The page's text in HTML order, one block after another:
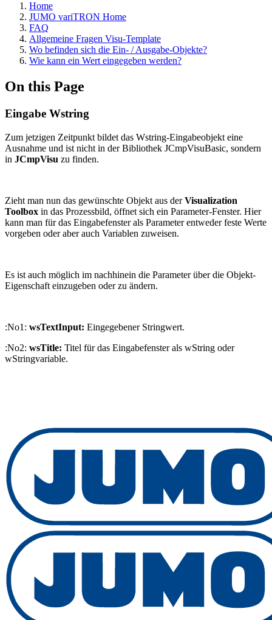
Home
JUMO variTRON Home
FAQ
Allgemeine Fragen Visu-Template
Wo befinden sich die Ein- / Ausgabe-Objekte?
Wie kann ein Wert eingegeben werden?
On this Page
Eingabe Wstring
Zum jetzigen Zeitpunkt bildet das Wstring-Eingabeobjekt eine
Ausnahme und ist nicht in der Bibliothek JCmpVisuBasic, sondern
in JCmpVisu zu finden.
Zieht man nun das gewünschte Objekt aus derVisualization
Toolbox in das Prozessbild, öffnet sich ein Parameter-Fenster. Hier
kann man für das Eingabefenster als Parameter entweder feste Werte
vorgeben oder aber auch Variablen zuweisen.
Es ist auch möglich im nachhinein die Parameter über die Objekt-
Eigenschaft einzugeben oder zu ändern.
:No1: wsTextInput: Eingegebener Stringwert.
:No2: wsTitle: Titel für das Eingabefenster als wString oder
wStringvariable.